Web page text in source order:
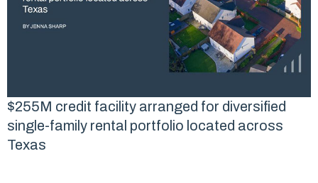
$255M credit facility arranged for diversified
single-family rental portfolio located across
Texas